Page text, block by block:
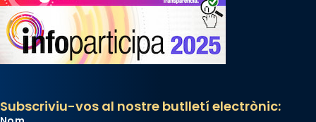
Subscriviu-vos al nostre butlletí electrònic: